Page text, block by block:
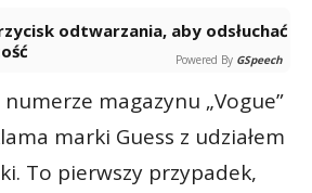
Powered By GSpeech
magazynu „Vogue”
marki Guess z udziałem
To pierwszy przypadek,